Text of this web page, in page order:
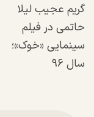
گریم عجیب لیلا
حاتمی در فیلم
سینمایی «خوک»؛
سال ۹۶